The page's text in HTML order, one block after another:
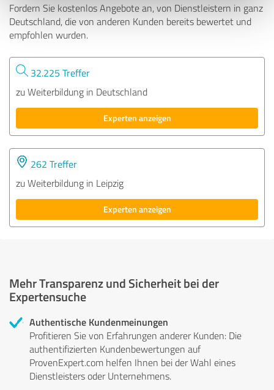
Fordern Sie kostenlos Angebote an, von Dienstleistern in ganz
Deutschland, die von anderen Kunden bereits bewertet und
empfohlen wurden.
32.225 Treffer
zu Weiterbildung in Deutschland
Experten anzeigen
262 Treffer
zu Weiterbildung in Leipzig
Experten anzeigen
Mehr Transparenz und Sicherheit bei der
Expertensuche
Authentische Kundenmeinungen
Profitieren Sie von Erfahrungen anderer Kunden: Die
authentifizierten Kundenbewertungen auf
ProvenExpert.com helfen Ihnen bei der Wahl eines
Dienstleisters oder Unternehmens.